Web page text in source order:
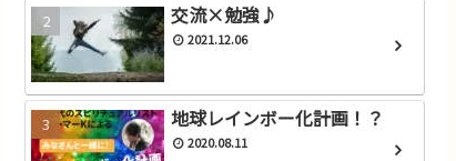
交流×勉強♪
2021.12.06
地球レインボー化計画！？
2020.08.11